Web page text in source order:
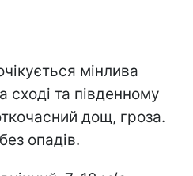
мінлива
сході та південному
дощ, гроза.
опадів.